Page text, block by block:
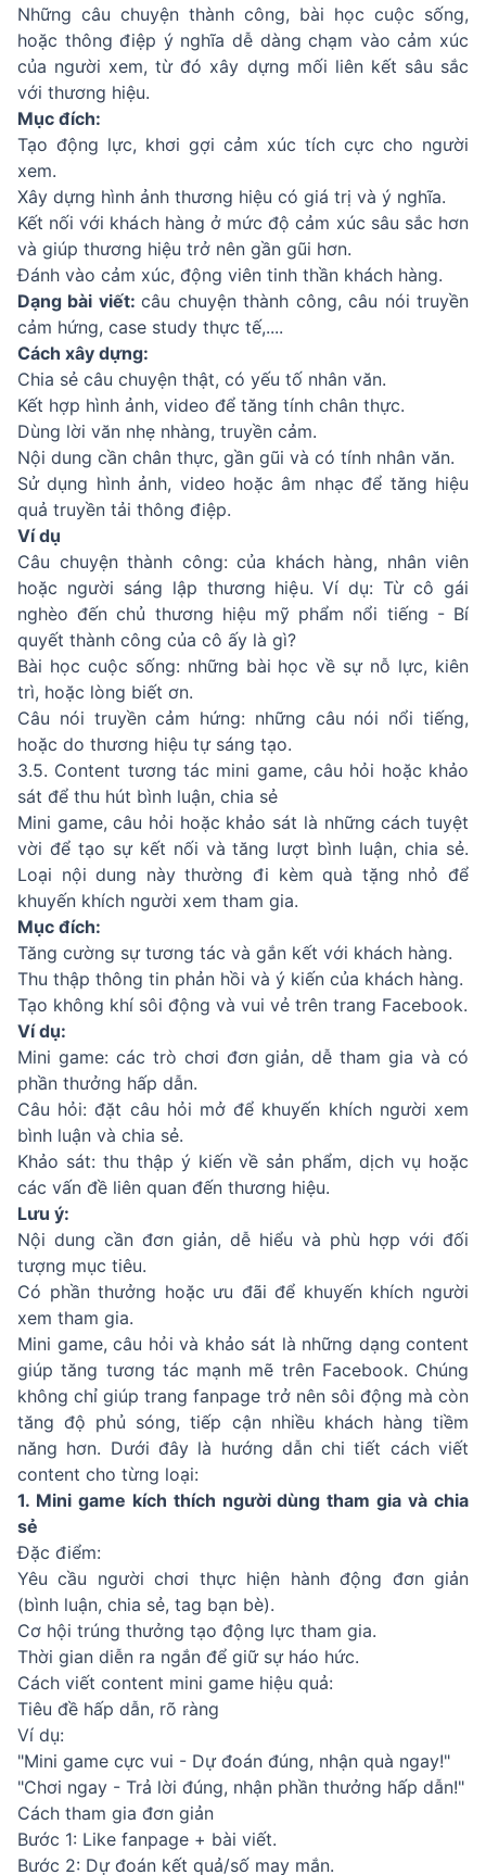
Những câu chuyện thành công, bài học cuộc sống,
hoặc thông điệp ý nghĩa dễ dàng chạm vào cảm xúc
của người xem, từ đó xây dựng mối liên kết sâu sắc
với thương hiệu.
Mục đích:
Tạo động lực, khơi gợi cảm xúc tích cực cho người
xem.
Xây dựng hình ảnh thương hiệu có giá trị và ý nghĩa.
Kết nối với khách hàng ở mức độ cảm xúc sâu sắc hơn
và giúp thương hiệu trở nên gần gũi hơn.
Đánh vào cảm xúc, động viên tinh thần khách hàng.
Dạng bài viết:câu chuyện thành công, câu nói truyền
cảm hứng, case study thực tế,....
Cách xây dựng:
Chia sẻ câu chuyện thật, có yếu tố nhân văn.
Kết hợp hình ảnh, video để tăng tính chân thực.
Dùng lời văn nhẹ nhàng, truyền cảm.
Nội dung cần chân thực, gần gũi và có tính nhân văn.
Sử dụng hình ảnh, video hoặc âm nhạc để tăng hiệu
quả truyền tải thông điệp.
Ví dụ
Câu chuyện thành công: của khách hàng, nhân viên
hoặc người sáng lập thương hiệu. Ví dụ: Từ cô gái
nghèo đến chủ thương hiệu mỹ phẩm nổi tiếng - Bí
quyết thành công của cô ấy là gì?
Bài học cuộc sống: những bài học về sự nỗ lực, kiên
trì, hoặc lòng biết ơn.
Câu nói truyền cảm hứng: những câu nói nổi tiếng,
hoặc do thương hiệu tự sáng tạo.
3.5. Content tương tác mini game, câu hỏi hoặc khảo
sát để thu hút bình luận, chia sẻ
Mini game, câu hỏi hoặc khảo sát là những cách tuyệt
vời để tạo sự kết nối và tăng lượt bình luận, chia sẻ.
Loại nội dung này thường đi kèm quà tặng nhỏ để
khuyến khích người xem tham gia.
Mục đích:
Tăng cường sự tương tác và gắn kết với khách hàng.
Thu thập thông tin phản hồi và ý kiến của khách hàng.
Tạo không khí sôi động và vui vẻ trên trang Facebook.
Ví dụ:
Mini game: các trò chơi đơn giản, dễ tham gia và có
phần thưởng hấp dẫn.
Câu hỏi: đặt câu hỏi mở để khuyến khích người xem
bình luận và chia sẻ.
Khảo sát: thu thập ý kiến về sản phẩm, dịch vụ hoặc
các vấn đề liên quan đến thương hiệu.
Lưu ý:
Nội dung cần đơn giản, dễ hiểu và phù hợp với đối
tượng mục tiêu.
Có phần thưởng hoặc ưu đãi để khuyến khích người
xem tham gia.
Mini game, câu hỏi và khảo sát là những dạng content
giúp tăng tương tác mạnh mẽ trên Facebook. Chúng
không chỉ giúp trang fanpage trở nên sôi động mà còn
tăng độ phủ sóng, tiếp cận nhiều khách hàng tiềm
năng hơn. Dưới đây là hướng dẫn chi tiết cách viết
content cho từng loại:
1. Mini game kích thích người dùng tham gia và chia
sẻ
Đặc điểm:
Yêu cầu người chơi thực hiện hành động đơn giản
(bình luận, chia sẻ, tag bạn bè).
Cơ hội trúng thưởng tạo động lực tham gia.
Thời gian diễn ra ngắn để giữ sự háo hức.
Cách viết content mini game hiệu quả:
Tiêu đề hấp dẫn, rõ ràng
Ví dụ:
"Mini game cực vui - Dự đoán đúng, nhận quà ngay!"
"Chơi ngay - Trả lời đúng, nhận phần thưởng hấp dẫn!"
Cách tham gia đơn giản
Bước 1: Like fanpage + bài viết.
Bước 2: Dự đoán kết quả/số may mắn.